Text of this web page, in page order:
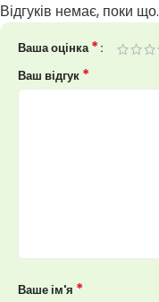
Відгуків немає, поки що.
Ваша оцінка*
Ваш відгук *
Ваше ім'я *